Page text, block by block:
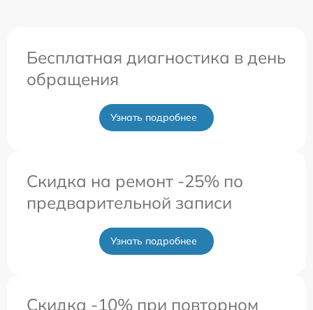
Бесплатная диагностика в день
обращения
Узнать подробнее
Скидка на ремонт -25% по
предварительной записи
Узнать подробнее
Скидка -10% при повторном